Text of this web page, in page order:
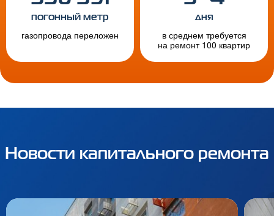
погонный метр
газопровода переложен
дня
в среднем требуется
на ремонт 100 квартир
Новости капитального ремонта